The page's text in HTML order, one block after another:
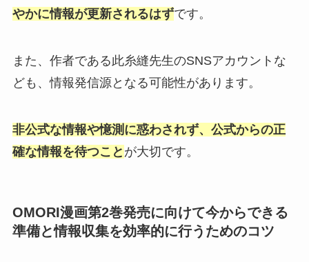
やかに情報が更新されるはずです。
また、作者である此糸縫先生のSNSアカウントな
ども、情報発信源となる可能性があります。
非公式な情報や憶測に惑わされず、公式からの正
確な情報を待つこと が大切です。
OMORI漫画第2巻発売に向けて今からできる
準備と情報収集を効率的に行うためのコツ